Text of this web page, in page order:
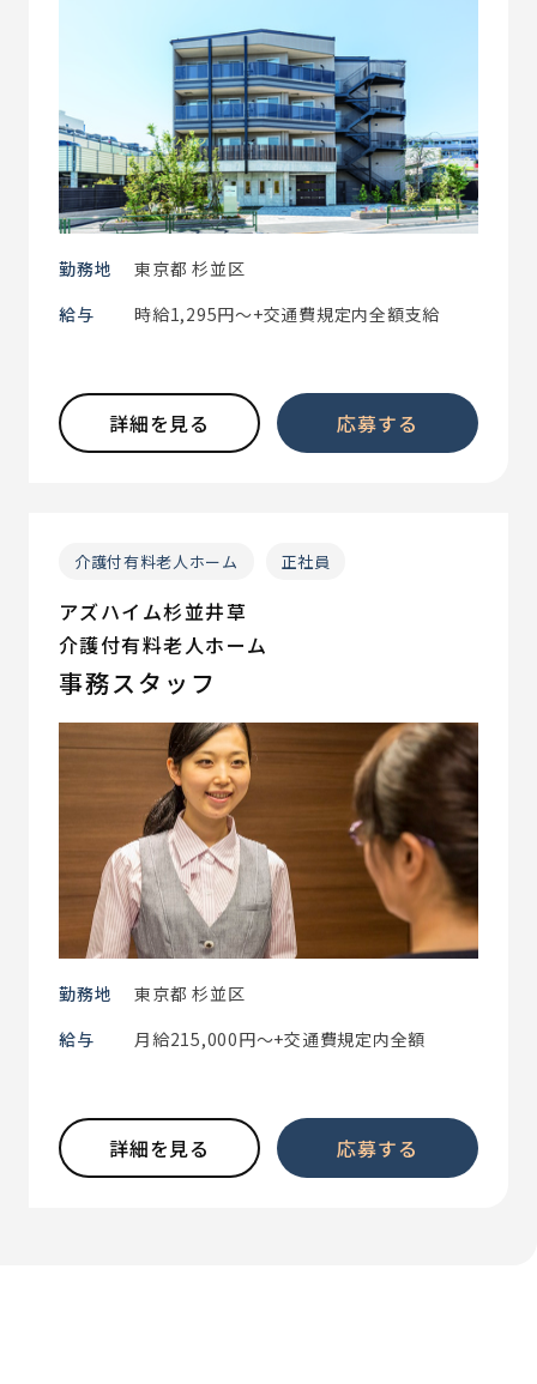
勤務地
東京都 杉並区
給与
時給1,295円～+交通費規定内全額支給
詳細を見る 応募する
介護付有料老人ホーム 正社員
アズハイム杉並井草
介護付有料老人ホーム
事務スタッフ
勤務地
東京都 杉並区
給与
月給215,000円～+交通費規定内全額
詳細を見る 応募する